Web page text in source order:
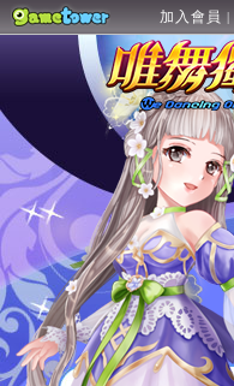
加入會員 |